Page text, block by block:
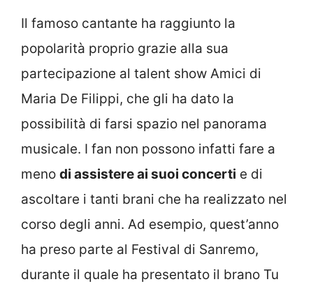
Il famoso cantante ha raggiunto la
popolarità proprio grazie alla sua
partecipazione al talent show Amici di
Maria De Filippi, che gli ha dato la
possibilità di farsi spazio nel panorama
musicale. I fan non possono infatti fare a
meno di assistere ai suoi concerti e di
ascoltare i tanti brani che ha realizzato nel
corso degli anni. Ad esempio, quest’anno
ha preso parte al Festival di Sanremo,
durante il quale ha presentato il brano Tu